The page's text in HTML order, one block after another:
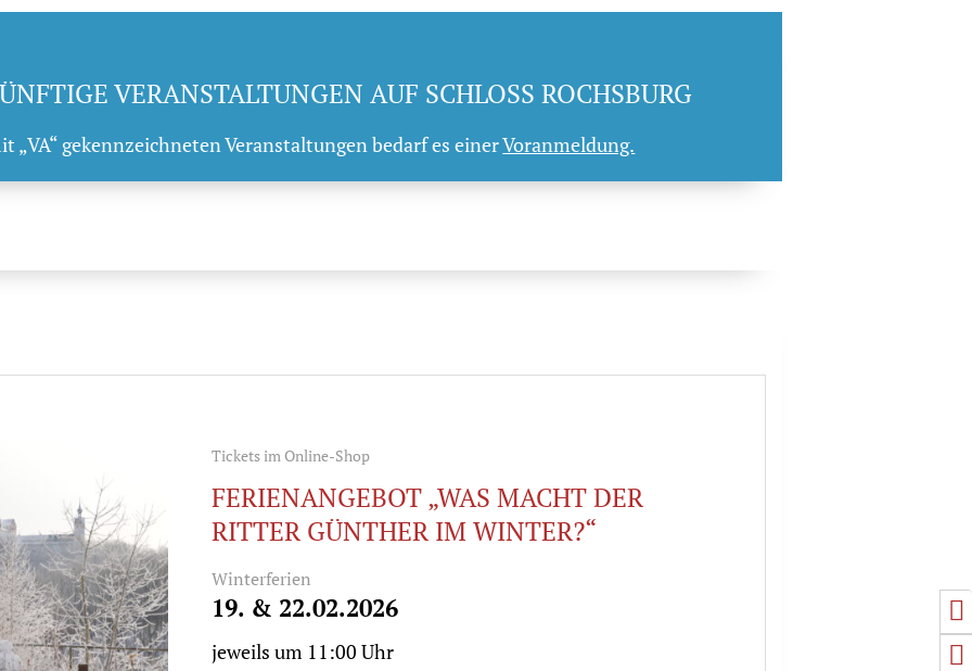
VERANSTALTUNGEN AUF SCHLOSS ROCHSBURG
„VA“ gekennzeichneten Veranstaltungen bedarf es einerVoranmeldung.
Tickets im Online-Shop
FERIENANGEBOT „WAS MACHT DER
RITTER GÜNTHER IM WINTER?“
Winterferien
19. & 22.02.2026
jeweils um 11:00 Uhr